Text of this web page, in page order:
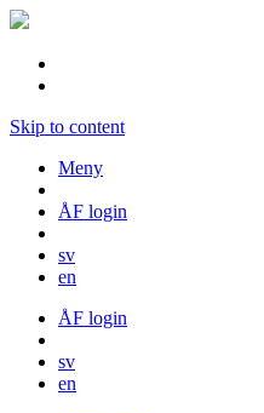
Skip to content
Meny
ÅF login
sv
en
ÅF login
sv
en